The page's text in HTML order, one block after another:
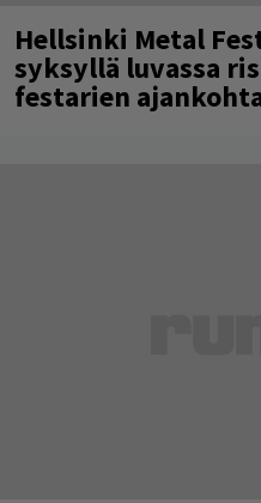
Hellsinki Metal
syksyllä luvassa
festarien